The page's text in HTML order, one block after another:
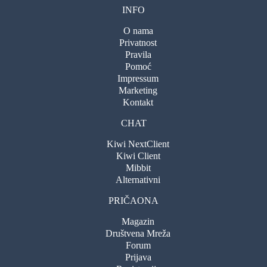
INFO
O nama
Privatnost
Pravila
Pomoć
Impressum
Marketing
Kontakt
CHAT
Kiwi NextClient
Kiwi Client
Mibbit
Alternativni
PRIČAONA
Magazin
Društvena Mreža
Forum
Prijava